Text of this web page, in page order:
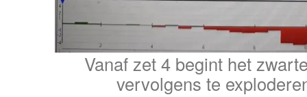
Vanaf zet 4 begint het
vervolgens te